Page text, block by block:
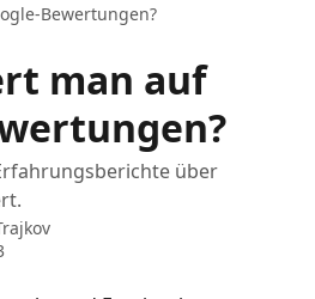
Bewertungen?
man auf
über